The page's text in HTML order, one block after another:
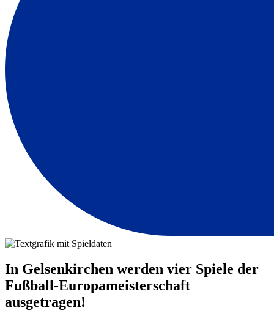
In Gelsenkirchen werden vier Spiele der
Fußball-Europameisterschaft
ausgetragen!